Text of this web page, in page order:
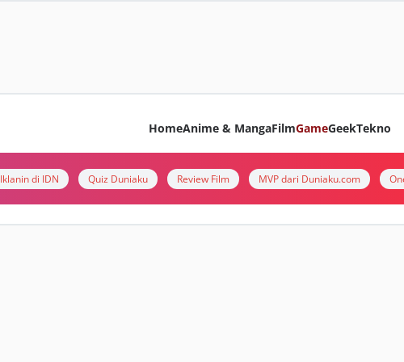
HomeAnime & MangaFilmGameGeekTekno
Iklanin di IDN Quiz Duniaku Review Film MVP dari Duniaku.com